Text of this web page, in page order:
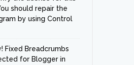
should repair the
by using Control
Fixed Breadcrumbs
for Blogger in